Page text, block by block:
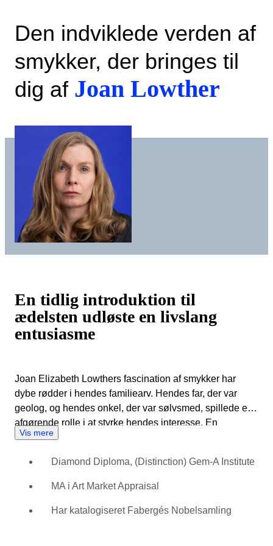
Den indviklede verden af
smykker, der bringes til
dig af Joan Lowther
En tidlig introduktion til
ædelsten udløste en livslang
entusiasme
Joan Elizabeth Lowthers fascination af smykker har
dybe rødder i hendes familiearv. Hendes far, der var
geolog, og hendes onkel, der var sølvsmed, spillede en
afgørende rolle i at styrke hendes interesse. En
mindeværdig sommerferie, hvor hun udskar cameos af
Joan og fastslog hendes passion for den indviklede
kunst at lave smykker. Denne tidlige eksponering for
entusiasme, der skulle forme hendes karriere. Joans
Vis mere
Diamond Diploma, (Distinction) Gem-A Institute
MA i Art Market Appraisal
Har katalogiseret Fabergés Nobelsamling